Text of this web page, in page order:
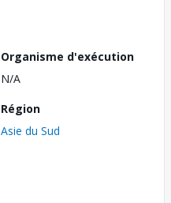
Organisme d'exécution
N/A
Région
Asie du Sud